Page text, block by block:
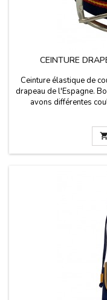
CEINTURE
Ceinture élastique de
drapeau de l'Espagne.
avons différentes
Fabriqué
